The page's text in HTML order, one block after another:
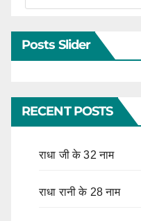
Posts Slider
RECENT POSTS
राधा जी के 32 नाम
राधा रानी के 28 नाम